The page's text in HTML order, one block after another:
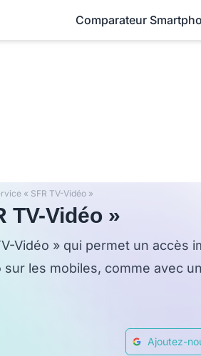
Comparateur
« SFR TV-Vidéo »
TV-Vidéo »
Vidéo » qui permet un accès
les mobiles, comme avec
Ajoutez-